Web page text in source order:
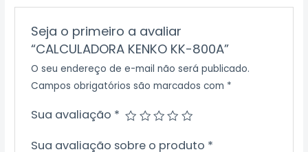
Seja o primeiro a avaliar
“CALCULADORA KENKO KK-800A”
O seu endereço de e-mail não será publicado.
Campos obrigatórios são marcados com *
Sua avaliação *
Sua avaliação sobre o produto *